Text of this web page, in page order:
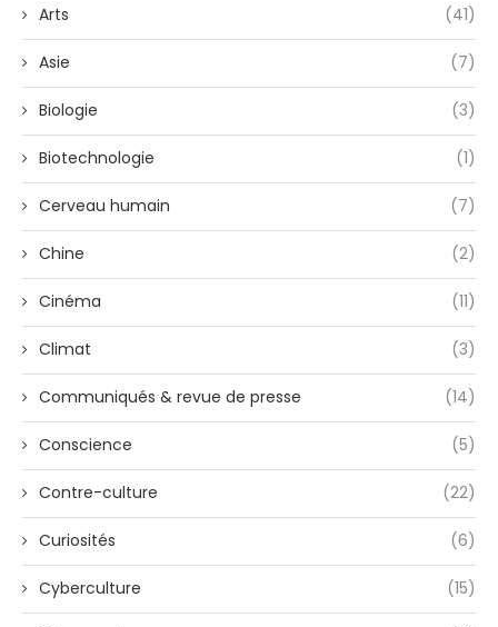
Arts (41)
Asie (7)
Biologie (3)
Biotechnologie (1)
Cerveau humain (7)
Chine (2)
Cinéma (11)
Climat (3)
Communiqués & revue de presse (14)
Conscience (5)
Contre-culture (22)
Curiosités (6)
Cyberculture (15)